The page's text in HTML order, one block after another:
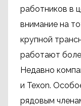
работников в
внимание на
крупной
работают
Недавно
и Texon.
рядовым